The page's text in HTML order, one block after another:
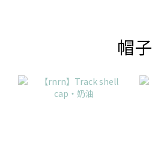
帽子